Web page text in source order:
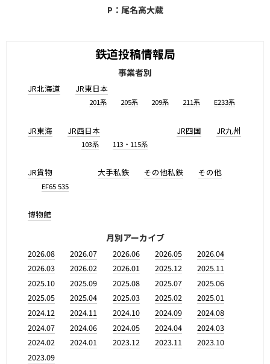
P：尾名高大蔵
鉄道投稿情報局
事業者別
JR北海道 JR東日本
201系 205系 209系 211系 E233系
JR東海 JR西日本
103系 113・115系
JR四国 JR九州
JR貨物
EF65 535
大手私鉄 その他私鉄 その他
博物館
月別アーカイブ
2026.08 2026.07 2026.06 2026.05
2026.04
2026.03
2026.02 2026.01 2025.12
2025.11
2025.10
2025.09 2025.08 2025.07
2025.06
2025.05
2025.04 2025.03 2025.02
2025.01
2024.12
2024.11 2024.10 2024.09
2024.08
2024.07
2024.06 2024.05 2024.04
2024.03
2024.02
2024.01 2023.12 2023.11
2023.10
2023.09